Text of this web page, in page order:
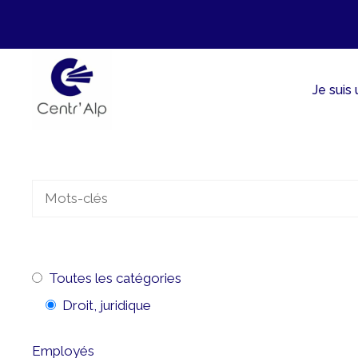
contenu
Je suis
Toutes les catégories
Droit, juridique
Employés